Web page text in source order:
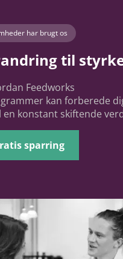
har brugt os
til
Feedworks
kan forberede
konstant skiftende
sparring